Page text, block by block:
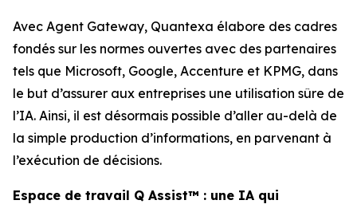
Avec Agent Gateway, Quantexa élabore des cadres
fondés sur les normes ouvertes avec des partenaires
tels que Microsoft, Google, Accenture et KPMG, dans
le but d’assurer aux entreprises une utilisation sûre de
l’IA. Ainsi, il est désormais possible d’aller au-delà de
la simple production d’informations, en parvenant à
l’exécution de décisions.
Espace de travail Q Assist™ : une IA qui